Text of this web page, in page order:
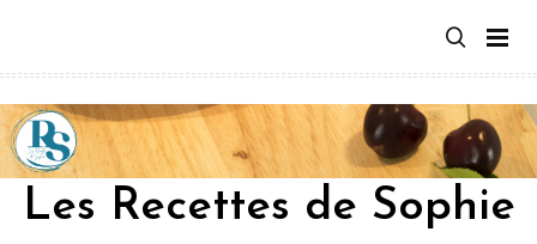
contenu
Les Recettes de Sophie